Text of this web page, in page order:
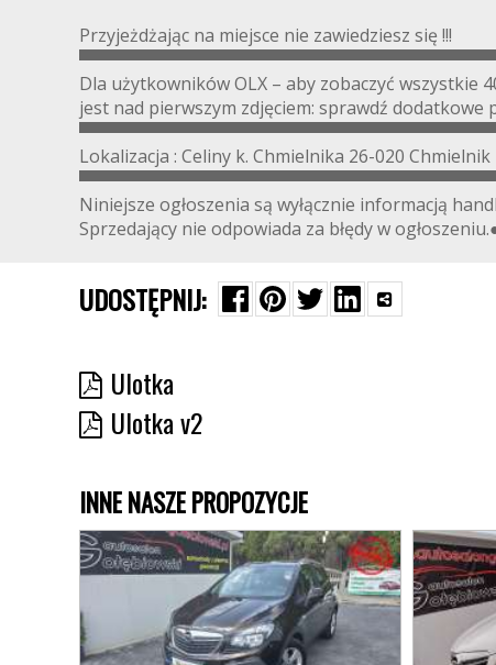
Przyjeżdżając na miejsce nie zawiedziesz się !!!
Dla użytkowników OLX – aby zobaczyć
jest nad pierwszym zdjęciem: sprawdź dodatkowe
Lokalizacja : Celiny k. Chmielnika 26-020 Chmielnik
Niniejsze ogłoszenia są wyłącznie informacją
Sprzedający nie odpowiada za błędy w
UDOSTĘPNIJ:
Ulotka
Ulotka v2
INNE NASZE PROPOZYCJE